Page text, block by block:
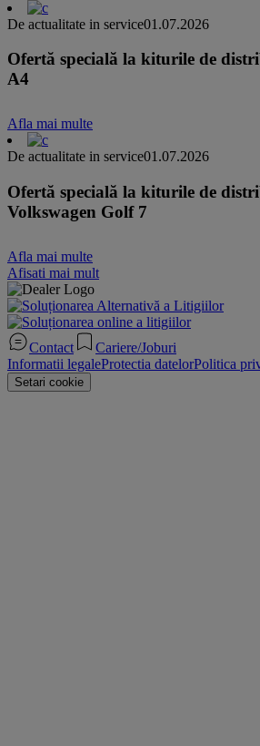
De actualitate in service01.07.2026
Ofertă specială la kiturile de
A4
Afla mai multe
De actualitate in service01.07.2026
Ofertă specială la kiturile de
Volkswagen Golf 7
Afla mai multe
Afisati mai mult
Contact
Cariere/Joburi
Informatii legaleProtectia datelorPolitica
Setari cookie